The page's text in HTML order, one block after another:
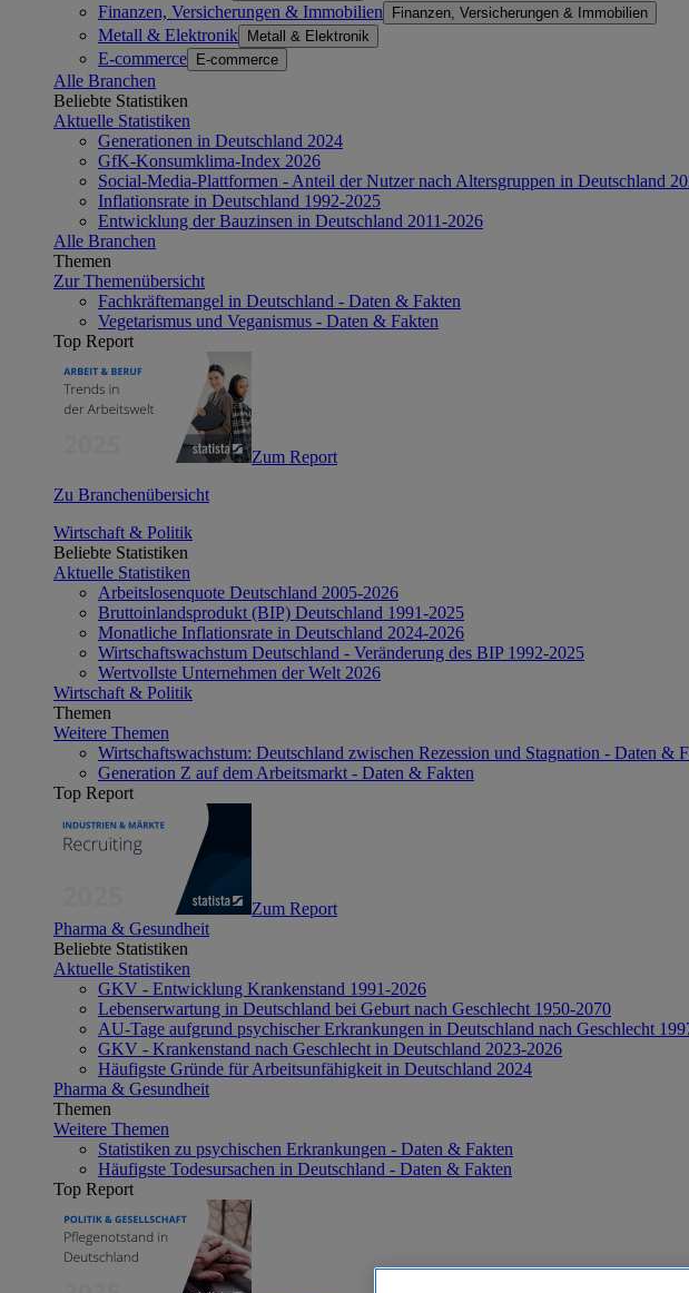
Finanzen, Versicherungen & Immobilien Finanzen, Versicherungen & Immobilien
Metall & Elektronik Metall & Elektronik
E-commerce E-commerce
Alle Branchen
Beliebte Statistiken
Aktuelle Statistiken
Generationen in Deutschland 2024
GfK-Konsumklima-Index 2026
Social-Media-Plattformen - Anteil der Nutzer nach Altersgruppen in Deutschland
Inflationsrate in Deutschland 1992-2025
Entwicklung der Bauzinsen in Deutschland 2011-2026
Alle Branchen
Themen
Zur Themenübersicht
Fachkräftemangel in Deutschland - Daten & Fakten
Vegetarismus und Veganismus - Daten & Fakten
Top Report
Zum Report
Zu Branchenübersicht
Wirtschaft & Politik
Beliebte Statistiken
Aktuelle Statistiken
Arbeitslosenquote Deutschland 2005-2026
Bruttoinlandsprodukt (BIP) Deutschland 1991-2025
Monatliche Inflationsrate in Deutschland 2024-2026
Wirtschaftswachstum Deutschland - Veränderung des BIP 1992-2025
Wertvollste Unternehmen der Welt 2026
Wirtschaft & Politik
Themen
Weitere Themen
Wirtschaftswachstum: Deutschland zwischen Rezession und Stagnation - Daten &
Generation Z auf dem Arbeitsmarkt - Daten & Fakten
Top Report
Zum Report
Pharma & Gesundheit
Beliebte Statistiken
Aktuelle Statistiken
GKV - Entwicklung Krankenstand 1991-2026
Lebenserwartung in Deutschland bei Geburt nach Geschlecht 1950-2070
AU-Tage aufgrund psychischer Erkrankungen in Deutschland nach Geschlecht
GKV - Krankenstand nach Geschlecht in Deutschland 2023-2026
Häufigste Gründe für Arbeitsunfähigkeit in Deutschland 2024
Pharma & Gesundheit
Themen
Weitere Themen
Statistiken zu psychischen Erkrankungen - Daten & Fakten
Häufigste Todesursachen in Deutschland - Daten & Fakten
Top Report